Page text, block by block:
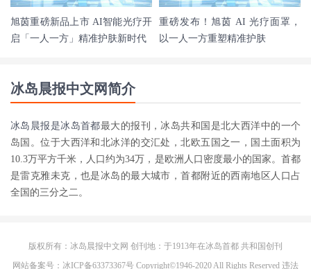
旭茵重磅新品上市 AI智能光疗开
启「一人一方」精准护肤新时代
重磅发布！旭茵 AI 光疗面罩，
以一人一方重塑精准护肤
冰岛晨报中文网简介
冰岛晨报是冰岛首都最大的报刊，冰岛共和国是北大西洋中的一个
岛国。位于大西洋和北冰洋的交汇处，北欧五国之一，国土面积为
10.3万平方千米，人口约为34万，是欧洲人口密度最小的国家。首都
是雷克雅未克，也是冰岛的最大城市，首都附近的西南地区人口占
全国的三分之二。
版权所有：冰岛晨报中文网 创刊地：于1913年在冰岛首都 共和国创刊
网站备案号：冰ICP备63373367号 Copyright©1946-2020 All Rights Reserved 违法